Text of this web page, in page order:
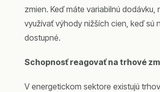
zmien. Keď máte variabilnú dodávku,
využívať výhody nižších cien, keď sú
dostupné.
Schopnosť reagovať na trhové
V energetickom sektore existujú